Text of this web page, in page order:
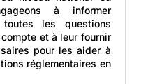
à informer
les questions
et à leur fournir
pour les aider à
réglementaires en